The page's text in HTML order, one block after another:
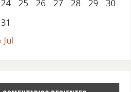
24
25 26 27 28 29
30
31
Jul